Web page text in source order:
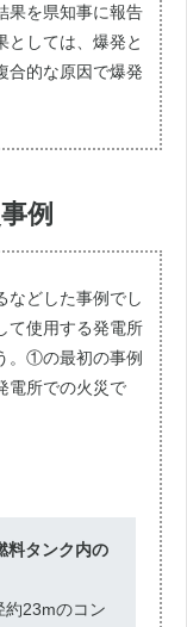
果を県知事に報告
としては、爆発と
合的な原因で爆発
例
などした事例でし
て使用する発電所
。①の最初の事例
電所での火災で
タンク内の
約23mのコン